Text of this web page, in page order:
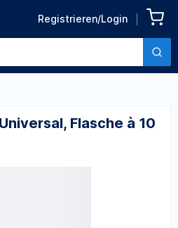
Registrieren/Login
Zurück zu den Produktdetails
Flasche à 10